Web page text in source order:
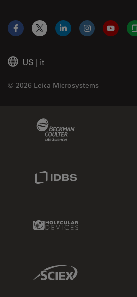
US | it
© 2026 Leica Microsystems
Facebook
X LinkedInInstagram
Molecular Devices Link
Sciex Link